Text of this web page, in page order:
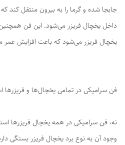
جابجا شده و گرما را به بیرون منتقل کند
داخل یخچال فریزر می‌شود. این فن
یخچال فریزر می‌شود که باعث افزایش عمر
فن سرامیکی در تمامی یخچال‌ها و فریزرها
نه، فن سرامیکی در همه یخچال فریزرها
وجود آن به نوع برد یخچال فریزر بستگی